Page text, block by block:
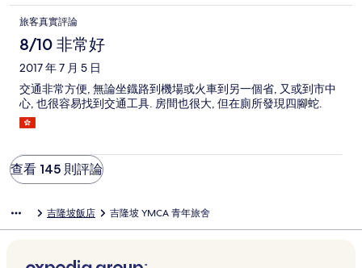
旅客真實評論
8/10 非常好
2017 年 7 月 5 日
交通非常方便, 無論坐鐡路到機場或火車到另一個省, 又或到市中
心, 也很容易找到交通工具. 房間也很大, 但在廁所發現四腳蛇.
查看 145 則評論
吉隆坡飯店 吉隆坡 YMCA 青年旅舍